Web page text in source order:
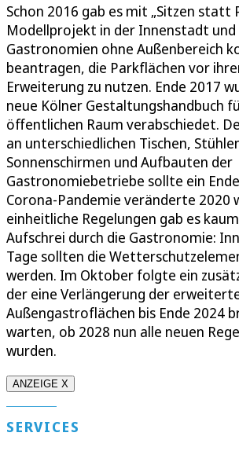
Schon 2016 gab es mit „Sitzen statt
Modellprojekt in der Innenstadt und
Gastronomien ohne Außenbereich
beantragen, die Parkflächen vor
Erweiterung zu nutzen. Ende 2017
neue Kölner Gestaltungshandbuch
öffentlichen Raum verabschiedet.
an unterschiedlichen Tischen,
Sonnenschirmen und Aufbauten der
Gastronomiebetriebe sollte ein
Corona-Pandemie veränderte 2020
einheitliche Regelungen gab es
Aufschrei durch die Gastronomie:
Tage sollten die
werden. Im Oktober folgte ein
der eine Verlängerung der
Außengastroflächen bis Ende 2024
warten, ob 2028 nun alle neuen
wurden.
ANZEIGE X
SERVICES